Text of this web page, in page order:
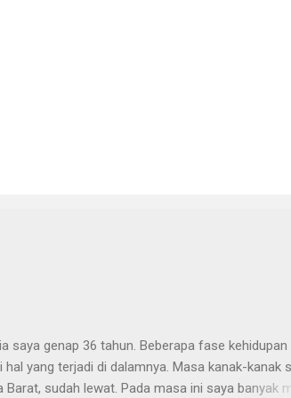
saya genap 36 tahun. Beberapa fase
yang terjadi di dalamnya. Masa kanak-kanak
sudah lewat. Pada masa ini saya banyak